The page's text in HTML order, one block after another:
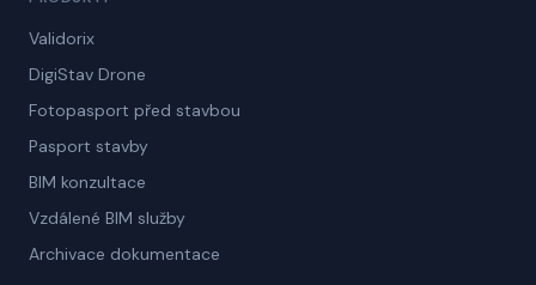
Validorix
DigiStav Drone
Fotopasport před stavbou
Pasport stavby
BIM konzultace
Vzdálené BIM služby
Archivace dokumentace